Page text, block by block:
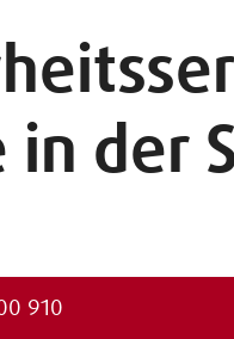
in der
910